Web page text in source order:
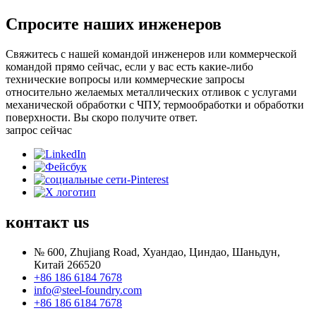
Спросите наших инженеров
Свяжитесь с нашей командой инженеров или коммерческой
командой прямо сейчас, если у вас есть какие-либо
технические вопросы или коммерческие запросы
относительно желаемых металлических отливок с услугами
механической обработки с ЧПУ, термообработки и обработки
поверхности. Вы скоро получите ответ.
запрос сейчас
контакт us
№ 600, Zhujiang Road, Хуандао, Циндао, Шаньдун,
Китай 266520
+86 186 6184 7678
info@steel-foundry.com
+86 186 6184 7678